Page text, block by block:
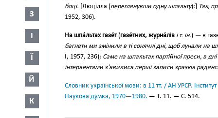
З
І
Ї
Й
К
боці. [Люцілла (переглянувши одну шпальту):]
Так,
1952, 306).
На шпа́льтах газе́т(газе́тних, журна́лів і т. ін.) — в
багнети ми змінили в ті сонячні дні, щоб лунали на
І, 1957, 236); Саме на шпальтах партійної преси, в
інтервентами з’явилися перші записи зразків
Словник української мови: в 11 тт. / АН УРСР.
Наукова думка, 1970—1980. — Т. 11. — С. 514.